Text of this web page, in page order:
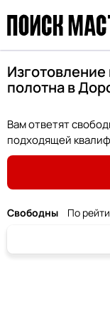
Изготовление
полотна в
Вам ответят
подходящей
Свободны По